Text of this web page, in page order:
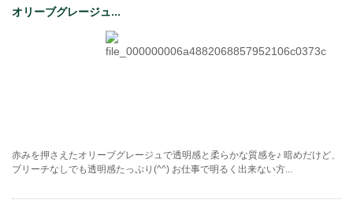
オリーブグレージュ...
赤みを押さえたオリーブグレージュで透明感と柔らかな質感を♪ 暗めだけど、
ブリーチなしでも透明感たっぷり(^^) お仕事で明るく出来ない方...